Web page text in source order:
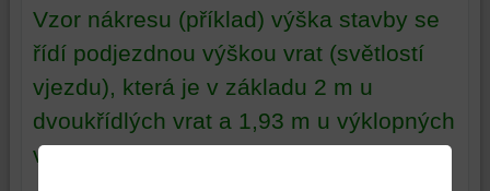
Vzor nákresu (příklad) výška stavby se
řídí podjezdnou výškou vrat (světlostí
vjezdu), která je v základu 2 m u
dvoukřídlých vrat a 1,93 m u výklopných
vrat